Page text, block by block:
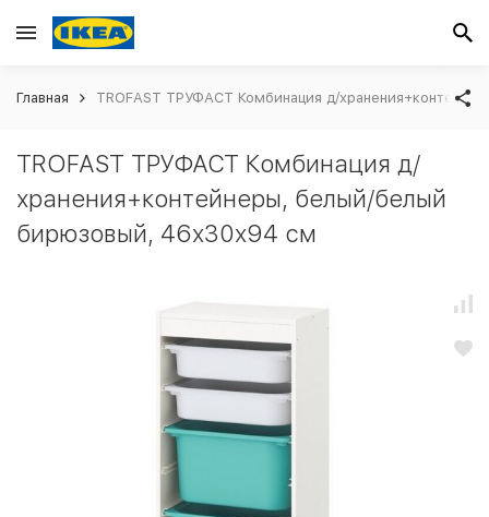
Главная TROFAST ТРУФАСТ Комбинация д/
TROFAST ТРУФАСТ Комбинация д/
хранения+контейнеры, белый/белый
бирюзовый, 46x30x94 см